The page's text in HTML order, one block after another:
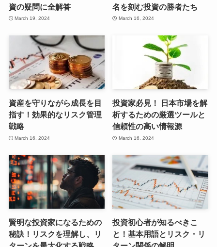
資の疑問に全解答
March 19, 2024
名を刻む投資の勝者たち
March 16, 2024
資産を守りながら成長を目
指す！効果的なリスク管理
戦略
March 16, 2024
投資家必見！ 日本市場を解
析するための厳選ツールと
信頼性の高い情報源
March 16, 2024
賢明な投資家になるための
秘訣！リスクを理解し、リ
投資初心者が知るべきこ
と！基本用語とリスク・リ